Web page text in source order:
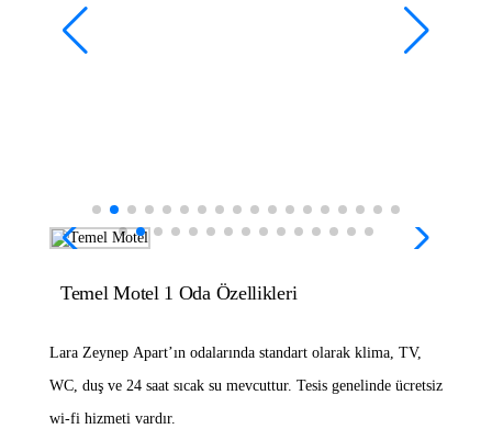
Temel Motel 1 Oda Özellikleri
Lara Zeynep Apart’ın odalarında standart olarak klima, TV,
WC, duş ve 24 saat sıcak su mevcuttur. Tesis genelinde ücretsiz
wi-fi hizmeti vardır.